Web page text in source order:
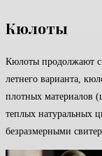
Кюлоты
Кюлоты продолжают
летнего варианта,
плотных материалов
теплых натуральных
безразмерными